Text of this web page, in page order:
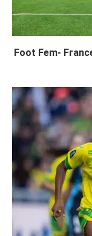
Foot Fem-